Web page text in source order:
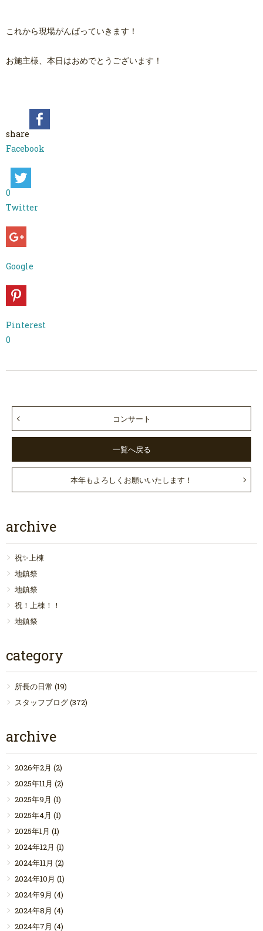
これから現場がんばっていきます！
お施主様、本日はおめでとうございます！
share
Facebook
0
Twitter
Google
Pinterest
0
コンサート
一覧へ戻る
本年もよろしくお願いいたします！
archive
祝✨上棟
地鎮祭
地鎮祭
祝！上棟！！
地鎮祭
category
所長の日常 (19)
スタッフブログ(372)
archive
2026年2月 (2)
2025年11月 (2)
2025年9月 (1)
2025年4月 (1)
2025年1月 (1)
2024年12月 (1)
2024年11月 (2)
2024年10月 (1)
2024年9月 (4)
2024年8月 (4)
2024年7月 (4)